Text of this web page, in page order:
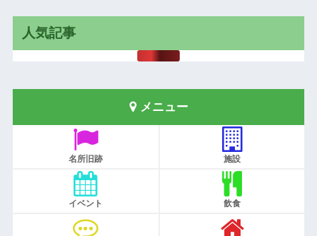
人気記事
メニュー
名所旧跡 施設
イベント 飲食